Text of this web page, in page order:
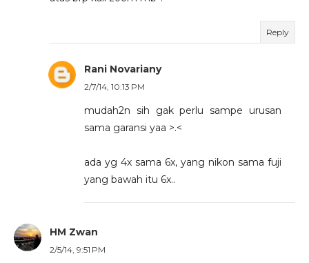
Reply
Rani Novariany
2/7/14, 10:13 PM
mudah2n sih gak perlu sampe urusan
sama garansi yaa >.<
ada yg 4x sama 6x, yang nikon sama fuji
yang bawah itu 6x..
HM Zwan
2/5/14, 9:51 PM